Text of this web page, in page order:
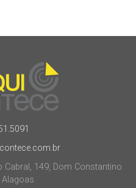
149, Dom Constantino.
Alagoas